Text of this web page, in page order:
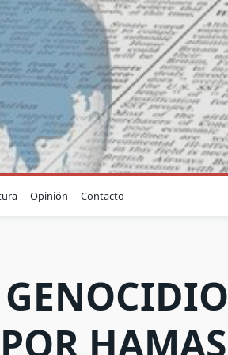
Opinión Contacto
HAMAS